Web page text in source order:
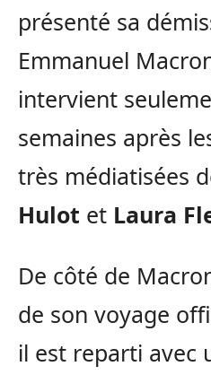
présenté sa
Emmanuel
intervient
semaines après
très médiatisées
Hulot et Laura
De côté de
de son voyage
il est reparti avec